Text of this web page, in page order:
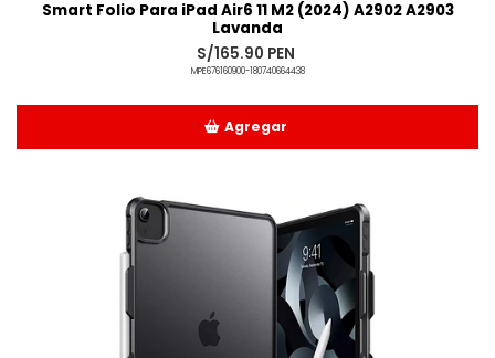
Smart Folio Para iPad Air6 11 M2 (2024) A2902 A2903
Lavanda
S/165.90 PEN
MPE676160900-180740664438
Agregar